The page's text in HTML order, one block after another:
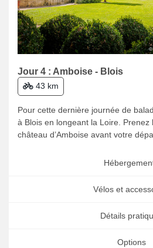
Jour 4 : Amboise - Blois
43 km
Pour cette dernière journée de
à Blois en longeant la Loire. Prenez
château d’Amboise avant votre
Vélos et
Détails
Options